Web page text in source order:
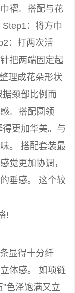
褶。搭配与花
：将方巾
：打两次活
把两端固定起
理成花朵形状
颈部比例而
。搭配圆领
更加华美。与
。 搭配套装最
觉更加协调，
垂感。 这个较
!
显得十分纤
体感。 如项链
色泽饱满又立